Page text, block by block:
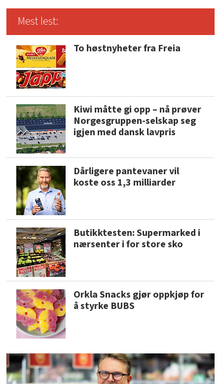
Mest lest:
To høstnyheter fra Freia
Kiwi måtte gi opp – nå prøver
Norgesgruppen-selskap seg
igjen med dansk lavpris
Dårligere pantevaner vil
koste oss 1,3 milliarder
Butikktesten: Supermarked i
nærsenter i for store sko
Orkla Snacks gjør oppkjøp for
å styrke BUBS